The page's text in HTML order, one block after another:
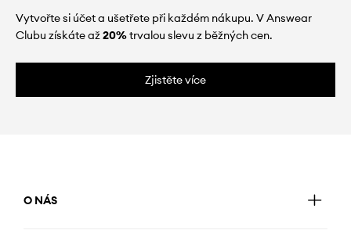
Vytvořte si účet a ušetřete při každém nákupu. V Answear
Clubu získáte až20%trvalou slevu z běžných cen.
Zjistěte více
O NÁS